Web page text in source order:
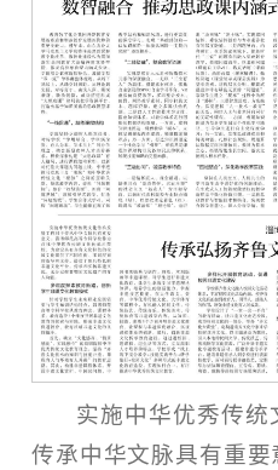
实施中华优秀传统
传承中华文脉具有重